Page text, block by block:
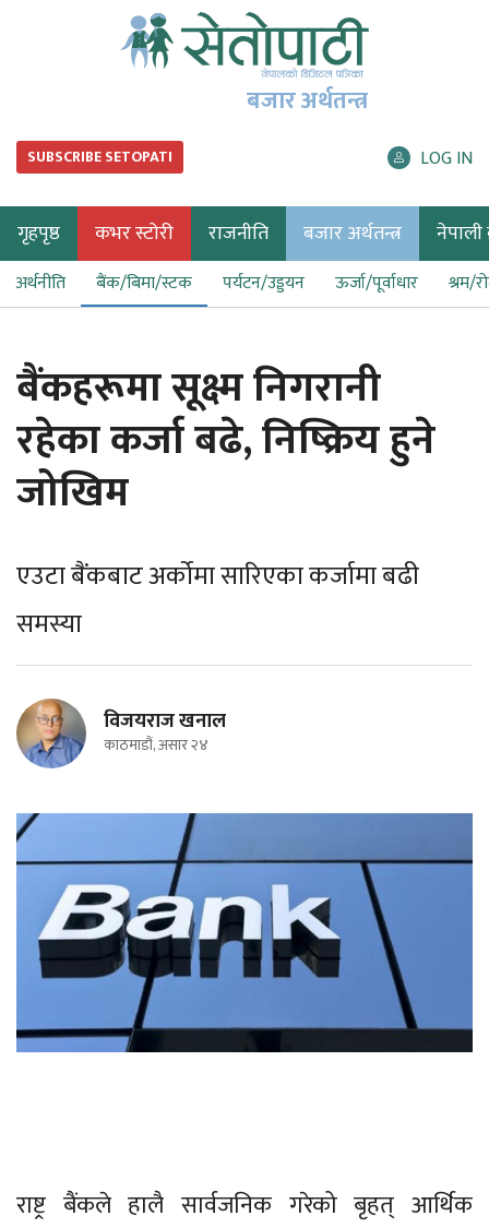
बजार अर्थतन्त्र
SUBSCRIBE SETOPATI LOG IN
गृहपृष्ठ कभर स्टोरी राजनीति बजार अर्थतन्त्र नेपाली
अर्थनीति बैंक/बिमा/स्टक पर्यटन/उड्डयन ऊर्जा/पूर्वाधार श्रम/
बैंकहरूमा सूक्ष्म निगरानी
रहेका कर्जा बढे, निष्क्रिय हुने
जोखिम
एउटा बैंकबाट अर्कोमा सारिएका कर्जामा बढी
समस्या
विजयराज खनाल
काठमाडौं, असार २४
राष्ट्र बैंकले हालै सार्वजनिक गरेको बृहत् आर्थिक